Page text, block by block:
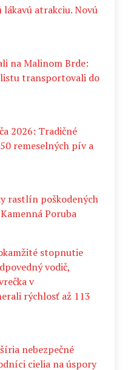
lákavú atrakciu. Novú
na Malinom Brde:
transportovali do
2026: Tradičné
remeselných pív a
rastlín poškodených
Poruba
stopnutie
vodič,
v
rýchlosť až 113
nebezpečné
cielia na úspory